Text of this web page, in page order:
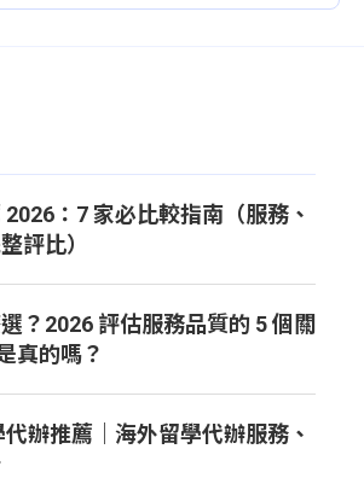
：7 家必比較指南（服務、
評比）
？2026 評估服務品質的 5 個關
真的嗎？
辦推薦｜海外留學代辦服務、